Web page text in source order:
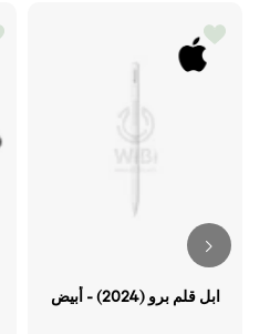
ابل قلم برو (2024) - أبيض